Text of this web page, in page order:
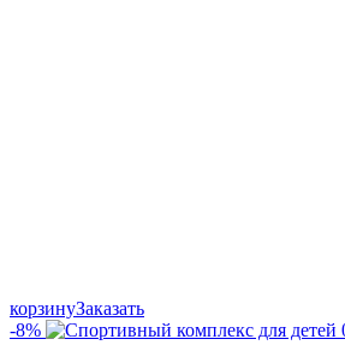
корзинуЗаказать
-8%